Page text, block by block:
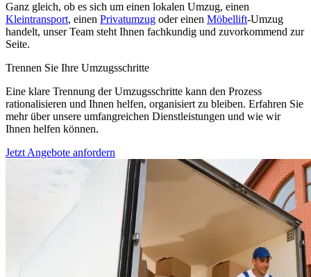
Ganz gleich, ob es sich um einen lokalen Umzug, einen
Kleintransport, einen Privatumzug oder einen Möbellift-Umzug
handelt, unser Team steht Ihnen fachkundig und zuvorkommend zur
Seite.
Trennen Sie Ihre Umzugsschritte
Eine klare Trennung der Umzugsschritte kann den Prozess
rationalisieren und Ihnen helfen, organisiert zu bleiben. Erfahren Sie
mehr über unsere umfangreichen Dienstleistungen und wie wir
Ihnen helfen können.
Jetzt Angebote anfordern